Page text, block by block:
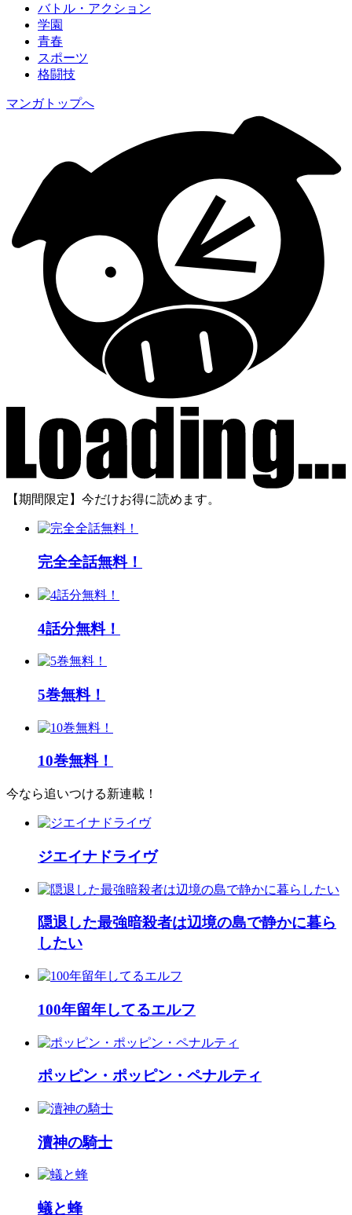
バトル・アクション
学園
青春
スポーツ
格闘技
マンガトップへ
【期間限定】今だけお得に読めます。
完全全話無料！
4話分無料！
5巻無料！
10巻無料！
今なら追いつける新連載！
ジエイナドライヴ
隠退した最強暗殺者は辺境の島で静かに暮ら
したい
100年留年してるエルフ
ポッピン・ポッピン・ペナルティ
瀆神の騎士
蟻と蜂